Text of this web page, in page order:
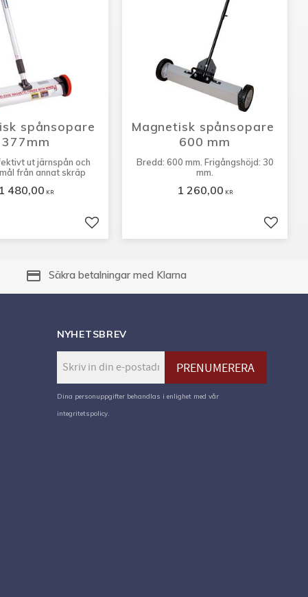
spånsopare
377mm
ut järnspån och
från annat skräp
1 480,00 KR
Lägg till i favoriter
Magnetisk spånsopare
600 mm
Bredd: 600 mm. Frigångshöjd: 30
mm.
1 260,00 KR
Lägg
payment Säkra betalningar med Klarna
NYHETSBREV
PRENUMERERA
Dina personuppgifter behandlas i enlighet med vår
integritetspolicy